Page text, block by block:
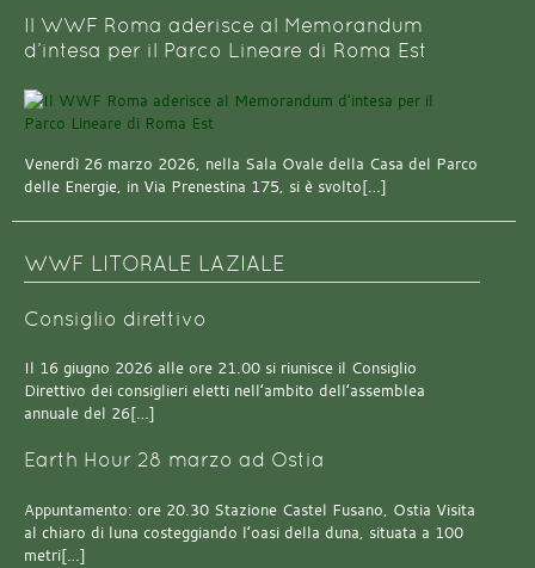
Il WWF Roma aderisce al Memorandum
d’intesa per il Parco Lineare di Roma Est
Venerdì 26 marzo 2026, nella Sala Ovale della Casa del Parco
delle Energie, in Via Prenestina 175, si è svolto[…]
WWF LITORALE LAZIALE
Consiglio direttivo
Il 16 giugno 2026 alle ore 21.00 si riunisce il Consiglio
Direttivo dei consiglieri eletti nell’ambito dell’assemblea
annuale del 26[…]
Earth Hour 28 marzo ad Ostia
Appuntamento: ore 20.30 Stazione Castel Fusano, Ostia Visita
al chiaro di luna costeggiando l’oasi della duna, situata a 100
metri[…]